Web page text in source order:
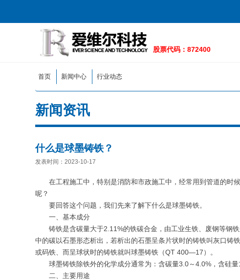
首页 新闻中心 行业动态
新闻资讯
什么是球墨铸铁？
发表时间：2023-10-17
在工程施工中，特别是消防和市政施工中，经常用到管道的时
呢？
要回答这个问题，我们先来了解下什么是球墨铸铁。
一、基本成分
铸铁是含碳量大于2.11%的铁碳合金，由工业生铁、废钢等钢
中的碳以石墨形态析出，若析出的石墨呈条片状时的铸铁叫灰口铸
或码铁、而呈球状时的铸铁就叫球墨铸铁（QT 400—17）。
球墨铸铁除铁外的化学成分通常为：含碳量3.0～4.0%，含硅
二、主要用途